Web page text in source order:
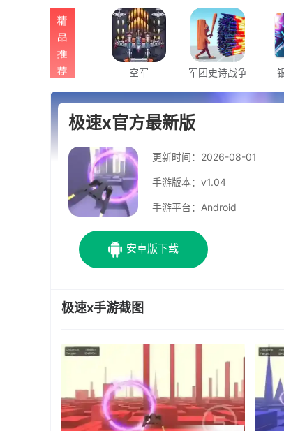
空军 军团史诗战争
极速x官方最新版
更新时间： 2026-08-01
手游版本：v1.04
手游平台：Android
安卓版下载
极速x手游截图